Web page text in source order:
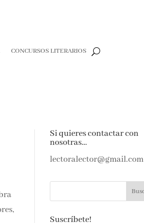
CONCURSOS LITERARIOS
Si quieres contactar con
nosotras…
lectoralector@gmail.com
Suscríbete!